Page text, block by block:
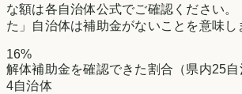
な額は各自治体公式でご確認ください。
た」自治体は補助金がないことを意味し
16%
解体補助金を確認できた割合（県内25自
4自治体